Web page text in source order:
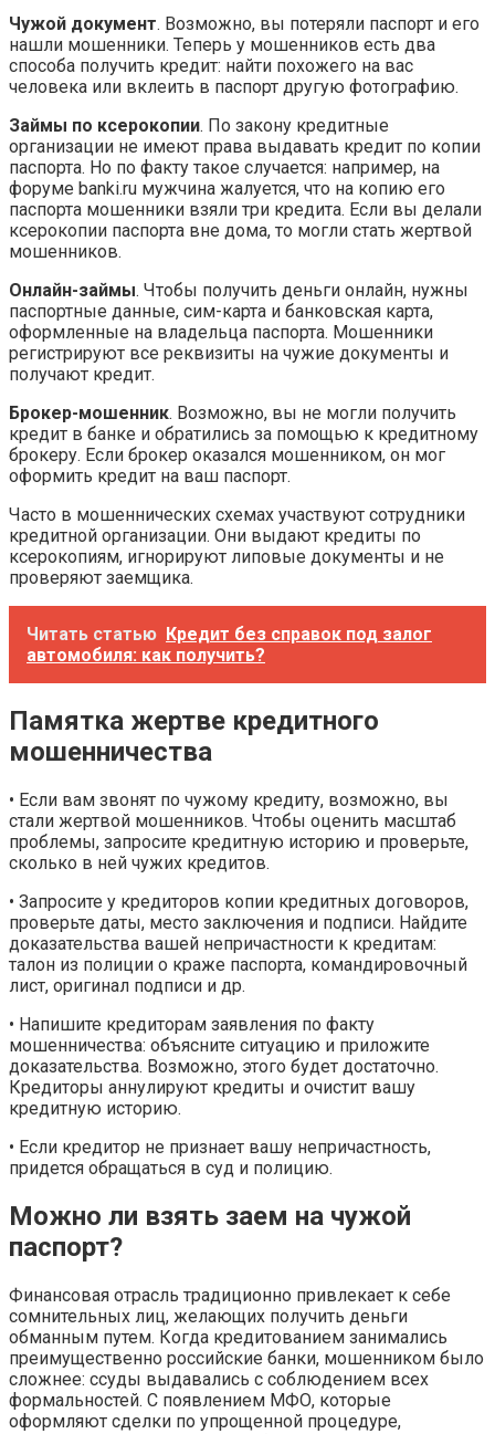
Чужой документ. Возможно, вы потеряли паспорт и его
нашли мошенники. Теперь у мошенников есть два
способа получить кредит: найти похожего на вас
человека или вклеить в паспорт другую фотографию.
Займы по ксерокопии. По закону кредитные
организации не имеют права выдавать кредит по копии
паспорта. Но по факту такое случается: например, на
форуме banki.ru мужчина жалуется, что на копию его
паспорта мошенники взяли три кредита. Если вы делали
ксерокопии паспорта вне дома, то могли стать жертвой
мошенников.
Онлайн-займы. Чтобы получить деньги онлайн, нужны
паспортные данные, сим-карта и банковская карта,
оформленные на владельца паспорта. Мошенники
регистрируют все реквизиты на чужие документы и
получают кредит.
Брокер-мошенник. Возможно, вы не могли получить
кредит в банке и обратились за помощью к кредитному
брокеру. Если брокер оказался мошенником, он мог
оформить кредит на ваш паспорт.
Часто в мошеннических схемах участвуют сотрудники
кредитной организации. Они выдают кредиты по
ксерокопиям, игнорируют липовые документы и не
проверяют заемщика.
Читать статью Кредит без справок под залог
автомобиля: как получить?
Памятка жертве кредитного
мошенничества
• Если вам звонят по чужому кредиту, возможно, вы
стали жертвой мошенников. Чтобы оценить масштаб
проблемы, запросите кредитную историю и проверьте,
сколько в ней чужих кредитов.
• Запросите у кредиторов копии кредитных договоров,
проверьте даты, место заключения и подписи. Найдите
доказательства вашей непричастности к кредитам:
талон из полиции о краже паспорта, командировочный
лист, оригинал подписи и др.
• Напишите кредиторам заявления по факту
мошенничества: объясните ситуацию и приложите
доказательства. Возможно, этого будет достаточно.
Кредиторы аннулируют кредиты и очистит вашу
кредитную историю.
• Если кредитор не признает вашу непричастность,
придется обращаться в суд и полицию.
Можно ли взять заем на чужой
паспорт?
Финансовая отрасль традиционно привлекает к себе
сомнительных лиц, желающих получить деньги
обманным путем. Когда кредитованием занимались
преимущественно российские банки, мошенником было
сложнее: ссуды выдавались с соблюдением всех
формальностей. С появлением МФО, которые
оформляют сделки по упрощенной процедуре,